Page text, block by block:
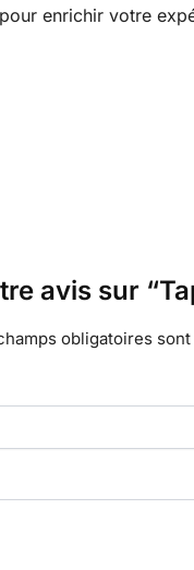
enrichir votre
avis sur
obligatoires